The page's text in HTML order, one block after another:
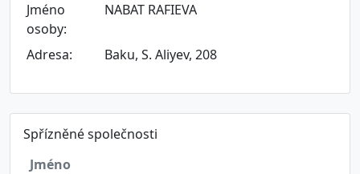
Jméno
osoby:
NABAT RAFIEVA
Adresa: Baku, S. Aliyev, 208
Spřízněné společnosti
Jméno